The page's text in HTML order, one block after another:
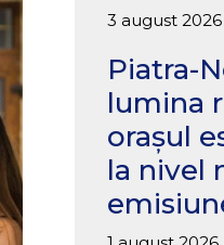
3 august 2026
Piatra-
lumina
orașul
la nivel